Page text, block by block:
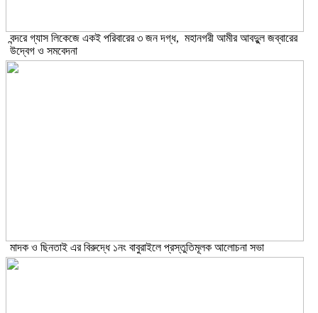
বন্দরে গ্যাস লিকেজে একই পরিবারের ৩ জন দগ্ধ, মহানগরী আমীর আবদুুল জব্বারের
উদ্বেগ ও সমবেদনা
মাদক ও ছিনতাই এর বিরুদ্ধে ১নং বাবুরাইলে প্রস্তুতিমূলক আলোচনা সভা